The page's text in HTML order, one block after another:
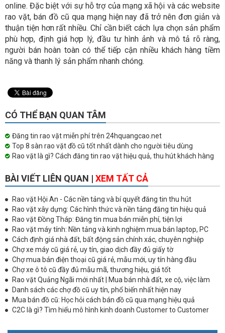
online. Đặc biệt với sự hỗ trợ của mạng xã hội và các website
rao vặt, bán đồ cũ qua mạng hiện nay đã trở nên đơn giản và
thuận tiện hơn rất nhiều. Chỉ cần biết cách lựa chọn sản phẩm
phù hợp, định giá hợp lý, đầu tư hình ảnh và mô tả rõ ràng,
người bán hoàn toàn có thể tiếp cận nhiều khách hàng tiềm
năng và thanh lý sản phẩm nhanh chóng.
CÓ THỂ BẠN QUAN TÂM
Đăng tin rao vặt miễn phí trên 24hquangcao.net
Top 8 sàn rao vặt đồ cũ tốt nhất dành cho người tiêu dùng
Rao vặt là gì? Cách đăng tin rao vặt hiệu quả, thu hút khách hàng
BÀI VIẾT LIÊN QUAN | XEM TẤT CẢ
Rao vặt Hội An - Các nền tảng và bí quyết đăng tin thu hút
Rao vặt xây dựng: Các hình thức và nền tảng đăng tin hiệu quả
Rao vặt Đồng Tháp: Đăng tin mua bán miễn phí, tiện lợi
Rao vặt máy tính: Nền tảng và kinh nghiệm mua bán laptop, PC
Cách định giá nhà đất, bất động sản chính xác, chuyên nghiệp
Chợ xe máy cũ giá rẻ, uy tín, giao dịch đầy đủ giấy tờ
Chợ mua bán điện thoại cũ giá rẻ, mẫu mới, uy tín hàng đầu
Chợ xe ô tô cũ đầy đủ mẫu mã, thương hiệu, giá tốt
Rao vặt Quảng Ngãi mới nhất | Mua bán nhà đất, xe cộ, việc làm
Danh sách các chợ đồ cũ uy tín, phổ biến nhất hiện nay
Mua bán đồ cũ: Học hỏi cách bán đồ cũ qua mạng hiệu quả
C2C là gì? Tìm hiểu mô hình kinh doanh Customer to Customer